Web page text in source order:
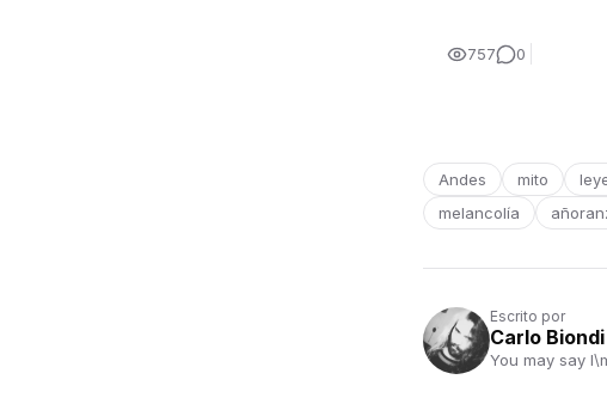
757 0
Andes mito
melancolía
Escrito por
Carlo Biondi
You may say